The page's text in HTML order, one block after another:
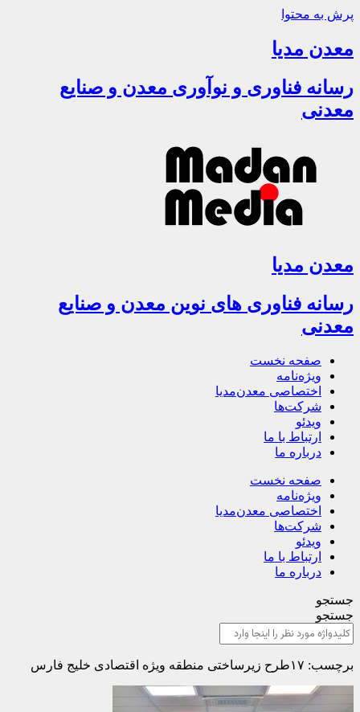
پرش به محتوا
معدن مدیا
رسانه فناوری و نوآوری معدن و صنایع
معدنی
معدن مدیا
رسانه فناوری های نوین معدن و صنایع
معدنی
صفحه نخست
ویژه‌نامه
اختصاصی معدن‌مدیا
شرکت‌ها
ویدئو
ارتباط با ما
درباره ما
صفحه نخست
ویژه‌نامه
اختصاصی معدن‌مدیا
شرکت‌ها
ویدئو
ارتباط با ما
درباره ما
جستجو
جستجو
برچسب: ۱۷طرح زیرساختی منطقه ویژه اقتصادی خلیج فارس